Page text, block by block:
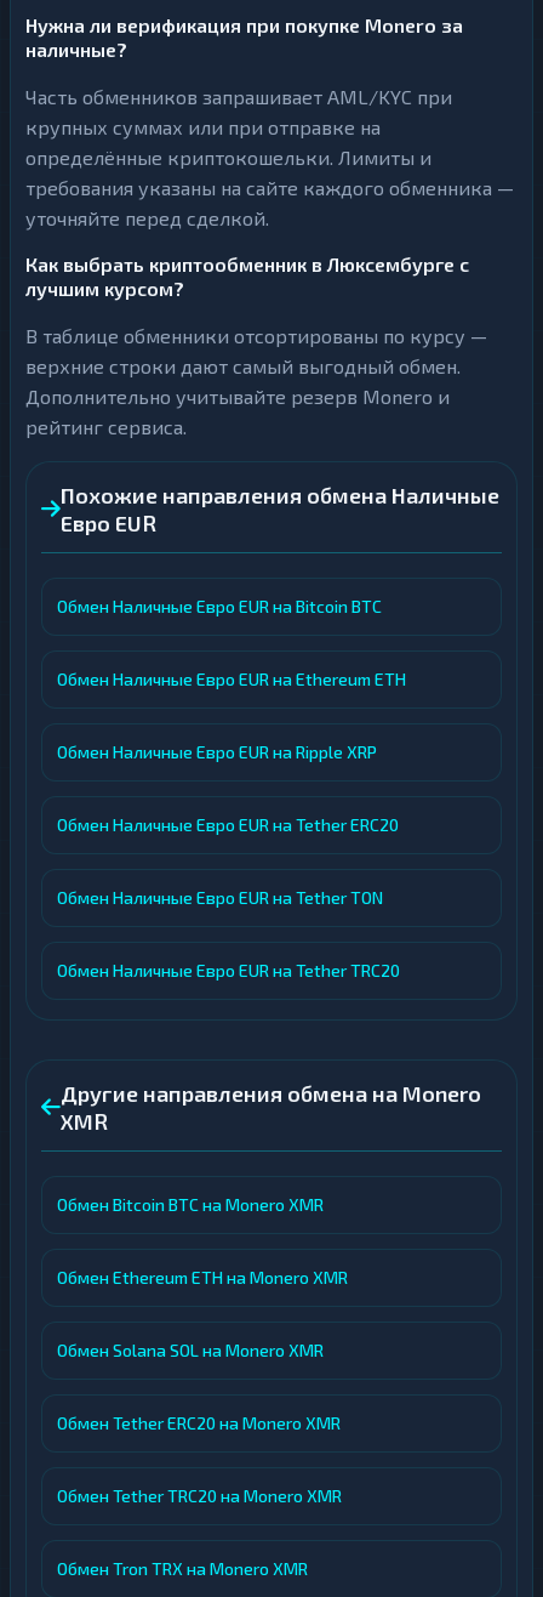
Нужна ли верификация при покупке Monero за
наличные?
Часть обменников запрашивает AML/KYC при
крупных суммах или при отправке на
определённые криптокошельки. Лимиты и
требования указаны на сайте каждого обменника —
уточняйте перед сделкой.
Как выбрать криптообменник в Люксембурге с
лучшим курсом?
В таблице обменники отсортированы по курсу —
верхние строки дают самый выгодный обмен.
Дополнительно учитывайте резерв Monero и
рейтинг сервиса.
Похожие направления обмена Наличные
Евро EUR
Обмен Наличные Евро EUR на Bitcoin BTC
Обмен Наличные Евро EUR на Ethereum ETH
Обмен Наличные Евро EUR на Ripple XRP
Обмен Наличные Евро EUR на Tether ERC20
Обмен Наличные Евро EUR на Tether TON
Обмен Наличные Евро EUR на Tether TRC20
Другие направления обмена на Monero
XMR
Обмен Bitcoin BTC на Monero XMR
Обмен Ethereum ETH на Monero XMR
Обмен Solana SOL на Monero XMR
Обмен Tether ERC20 на Monero XMR
Обмен Tether TRC20 на Monero XMR
Обмен Tron TRX на Monero XMR